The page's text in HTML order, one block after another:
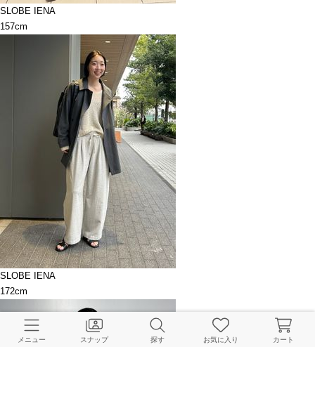
SLOBE IENA
157cm
SLOBE IENA
172cm
メニュー スナップ 探す お気に入り カート